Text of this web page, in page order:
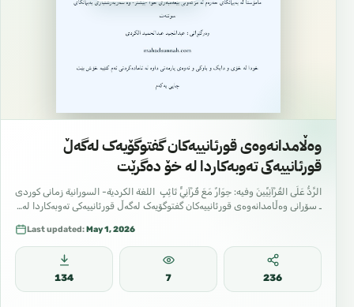
وەڵامدانەوەی قورئانییەکان گفتوگۆیەک لەگەڵ
قورئانییەکی تەوبەكاردا لە خۆ دەگرێت
الرَّدُّ عَلَى القُرْآنِيِّينَ وفيه: حِوَارٌ مَعَ قُرْآنِيٍّ تَائِبٍ اللغة الكردية- السورانية زمانی کوردی
ـ سۆرانی وەڵامدانەوەی قورئانییەکان گفتوگۆیەک لەگەڵ قورئانییەکی تەوبەكاردا لە…
Last updated:May 1, 2026
134 7 236